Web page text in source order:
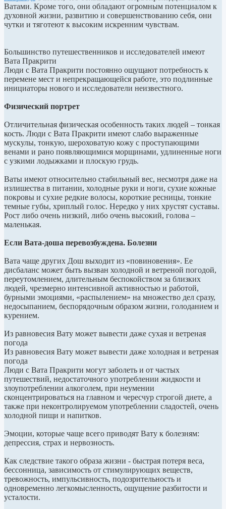
Ватами. Кроме того, они обладают огромным потенциалом к
духовной жизни, развитию и совершенствованию себя, они
чутки и тяготеют к высоким искренним чувствам.
Большинство путешественников и исследователей имеют
Вата Пракрити
Люди с Вата Пракрити постоянно ощущают потребность к
перемене мест и непрекращающейся работе, это подлинные
инициаторы нового и исследователи неизвестного.
Физический портрет
Отличительная физическая особенность таких людей – тонкая
кость. Люди с Вата Пракрити имеют слабо выраженные
мускулы, тонкую, шероховатую кожу с проступающими
венами и рано появляющимися морщинами, удлиненные ноги
с узкими лодыжками и плоскую грудь.
Ваты имеют относительно стабильный вес, несмотря даже на
излишества в питании, холодные руки и ноги, сухие кожные
покровы и сухие редкие волосы, короткие ресницы, тонкие
темные губы, хриплый голос. Нередко у них хрустят суставы.
Рост либо очень низкий, либо очень высокий, голова –
маленькая.
Если Вата-доша перевозбуждена. Болезни
Вата чаще других Дош выходит из «повиновения». Ее
дисбаланс может быть вызван холодной и ветреной погодой,
переутомлением, длительным беспокойством за близких
людей, чрезмерно интенсивной активностью и работой,
бурными эмоциями, «распылением» на множество дел сразу,
недосыпанием, беспорядочным образом жизни, голоданием и
курением.
Из равновесия Вату может вывести даже сухая и ветреная
погода
Из равновесия Вату может вывести даже холодная и ветреная
погода
Люди с Вата Пракрити могут заболеть и от частых
путешествий, недостаточного употреблении жидкости и
злоупотреблении алкоголем, при неумении
сконцентрироваться на главном и чересчур строгой диете, а
также при неконтролируемом употреблении сладостей, очень
холодной пищи и напитков.
Эмоции, которые чаще всего приводят Вату к болезням:
депрессия, страх и нервозность.
Как следствие такого образа жизни - быстрая потеря веса,
бессонница, зависимость от стимулирующих веществ,
тревожность, импульсивность, подозрительность и
одновременно легкомысленность, ощущение разбитости и
усталости.